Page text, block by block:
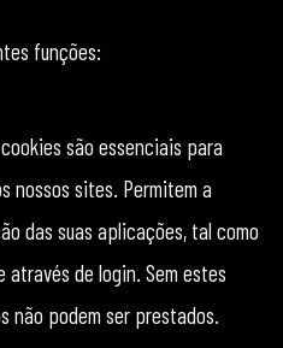
funções:
são essenciais para
nossos sites. Permitem a
das suas aplicações, tal como
através de login. Sem estes
não podem ser prestados.